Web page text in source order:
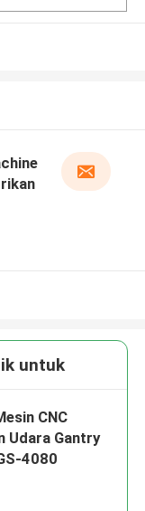
untuk
CNC
Udara Gantry
4080